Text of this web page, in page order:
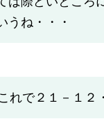
うね・・・
れで２１－１２